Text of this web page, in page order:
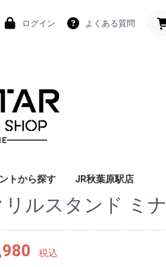
ログイン よくある質問
トから探す JR秋葉原駅店
リルスタンド ミナ
税込